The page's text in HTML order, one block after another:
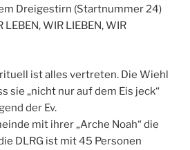
Dreigestirn (Startnummer 24)
WIR LIEBEN, WIR
ist alles vertreten. Die Wiehl
sie „nicht nur auf dem Eis jeck“
der Ev.
mit ihrer „Arche Noah“ die
DLRG ist mit 45 Personen